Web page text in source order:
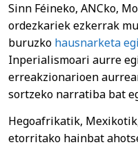
Sinn Féineko, ANCko,
ordezkariek ezkerrak
buruzko hausnarketa
Inperialismoari aurre
erreakzionarioen
sortzeko narratiba bat
Hegoafrikatik,
etorritako hainbat